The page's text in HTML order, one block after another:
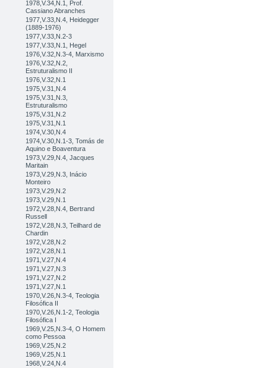
1978,V.34,N.1, Prof.
Cassiano Abranches
1977,V.33,N.4, Heidegger
(1889-1976)
1977,V.33,N.2-3
1977,V.33,N.1, Hegel
1976,V.32,N.3-4, Marxismo
1976,V.32,N.2,
Estruturalismo II
1976,V.32,N.1
1975,V.31,N.4
1975,V.31,N.3,
Estruturalismo
1975,V.31,N.2
1975,V.31,N.1
1974,V.30,N.4
1974,V.30,N.1-3, Tomás de
Aquino e Boaventura
1973,V.29,N.4, Jacques
Maritain
1973,V.29,N.3, Inácio
Monteiro
1973,V.29,N.2
1973,V.29,N.1
1972,V.28,N.4, Bertrand
Russell
1972,V.28,N.3, Teilhard de
Chardin
1972,V.28,N.2
1972,V.28,N.1
1971,V.27,N.4
1971,V.27,N.3
1971,V.27,N.2
1971,V.27,N.1
1970,V.26,N.3-4, Teologia
Filosófica II
1970,V.26,N.1-2, Teologia
Filosófica I
1969,V.25,N.3-4, O Homem
como Pessoa
1969,V.25,N.2
1969,V.25,N.1
1968,V.24,N.4